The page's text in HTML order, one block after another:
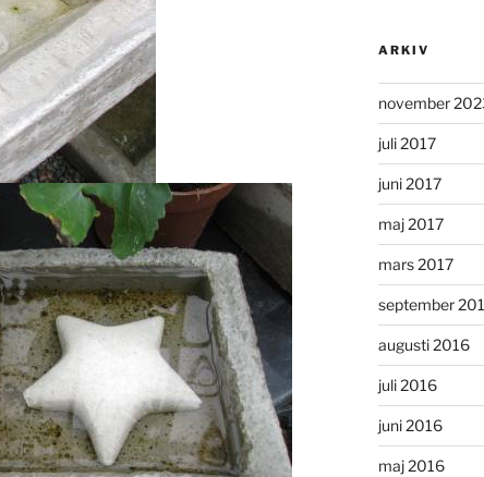
ARKIV
november
juli 2017
juni 2017
maj 2017
mars 2017
september
augusti 2016
juli 2016
juni 2016
maj 2016